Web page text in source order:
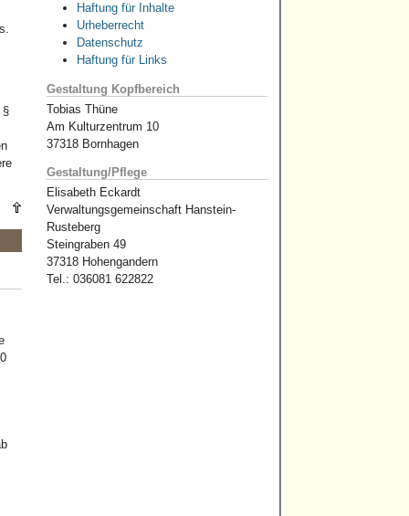
§
Haftung für Inhalte
Urheberrecht
Datenschutz
Haftung für Links
Gestaltung Kopfbereich
Tobias Thüne
Am Kulturzentrum 10
37318 Bornhagen
Gestaltung/Pflege
Elisabeth Eckardt
Verwaltungsgemeinschaft Hanstein-
Rusteberg
Steingraben 49
37318 Hohengandern
Tel.: 036081 622822